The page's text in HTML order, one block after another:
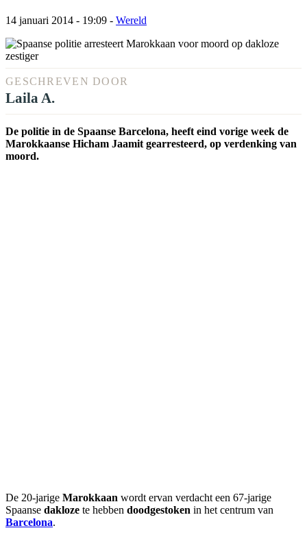
14 januari 2014 - 19:09 - Wereld
GESCHREVEN DOOR
Laila A.
De politie in de Spaanse Barcelona, heeft eind vorige week de
Marokkaanse Hicham Jaamit gearresteerd, op verdenking van
moord.
De 20-jarige Marokkaan wordt ervan verdacht een 67-jarige
Spaanse dakloze te hebben doodgestoken in het centrum van
Barcelona.